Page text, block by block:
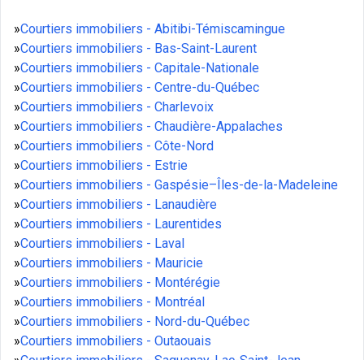
»Courtiers immobiliers - Abitibi-Témiscamingue
»Courtiers immobiliers - Bas-Saint-Laurent
»Courtiers immobiliers - Capitale-Nationale
»Courtiers immobiliers - Centre-du-Québec
»Courtiers immobiliers - Charlevoix
»Courtiers immobiliers - Chaudière-Appalaches
»Courtiers immobiliers - Côte-Nord
»Courtiers immobiliers - Estrie
»Courtiers immobiliers - Gaspésie–Îles-de-la-Madeleine
»Courtiers immobiliers - Lanaudière
»Courtiers immobiliers - Laurentides
»Courtiers immobiliers - Laval
»Courtiers immobiliers - Mauricie
»Courtiers immobiliers - Montérégie
»Courtiers immobiliers - Montréal
»Courtiers immobiliers - Nord-du-Québec
»Courtiers immobiliers - Outaouais